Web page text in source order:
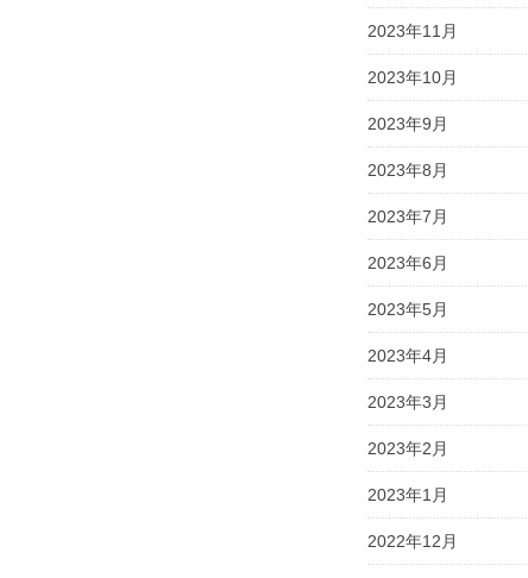
2023年11月
2023年10月
2023年9月
2023年8月
2023年7月
2023年6月
2023年5月
2023年4月
2023年3月
2023年2月
2023年1月
2022年12月